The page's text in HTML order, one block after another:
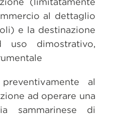
al dettaglio
e la destinazione
dimostrativo,
al
ad operare una
sammarinese di